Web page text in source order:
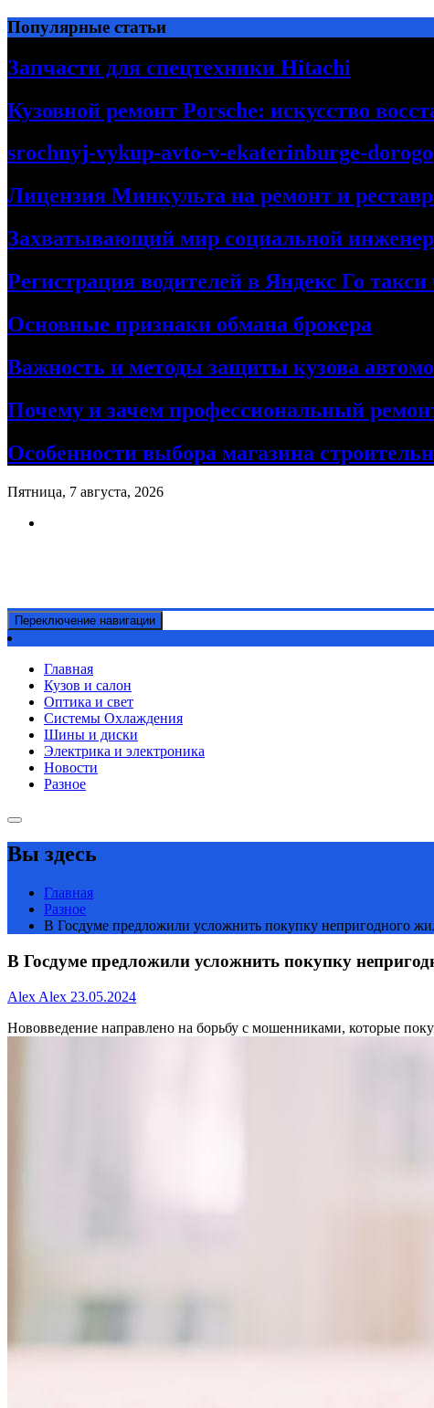
Перейти
к
содержимому
Популярные статьи
Запчасти для спецтехники Hitachi
Кузовной ремонт Porsche: искусство
srochnyj-vykup-avto-v-ekaterinburge-dorogo
Лицензия Минкульта на ремонт и
Захватывающий мир социальной
Регистрация водителей в Яндекс Го
Основные признаки обмана брокера
Важность и методы защиты кузова
Почему и зачем профессиональный
Особенности выбора магазина
Пятница, 7 августа, 2026
Переключение навигации
Главная
Кузов и салон
Оптика и свет
Системы Охлаждения
Шины и диски
Электрика и электроника
Новости
Разное
Вы здесь
Главная
Разное
В Госдуме предложили усложнить покупку непригодного
В Госдуме предложили усложнить покупку
Alex Alex 23.05.2024
Нововведение направлено на борьбу с мошенниками, которые